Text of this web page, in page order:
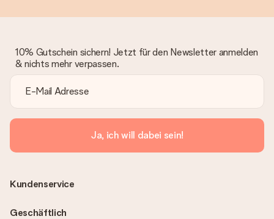
10% Gutschein sichern! Jetzt für den Newsletter anmelden
& nichts mehr verpassen.
Ja, ich will dabei sein!
Kundenservice
Geschäftlich